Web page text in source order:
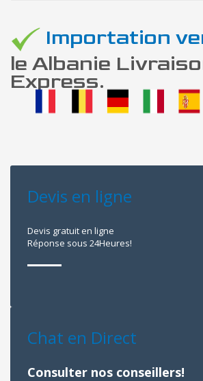
Importation
le Albanie
Express.
Devis en ligne
Devis gratuit en ligne
Réponse sous 24Heures!
Chat en Direct
Consulter nos conseillers!